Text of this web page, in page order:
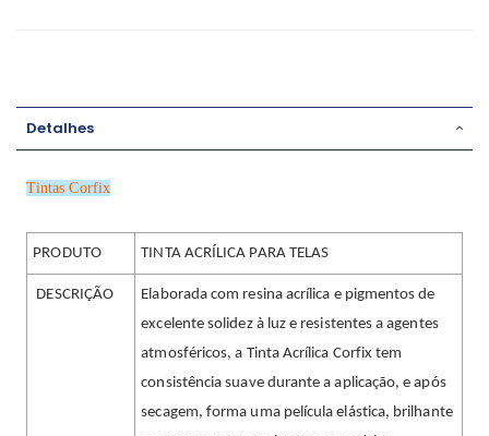
Detalhes
Tintas Corfix
PRODUTO TINTA ACRÍLICA PARA TELAS
DESCRIÇÃO
Elaborada com resina acrílica e pigmentos de
excelente solidez à luz e resistentes a agentes
atmosféricos, a Tinta Acrílica Corfix tem
consistência suave durante a aplicação, e após
secagem, forma uma película elástica, brilhante